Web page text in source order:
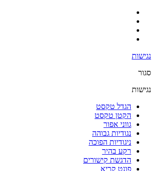
נגישות
סגור
נגישות
הגדל טקסט
הקטן טקסט
גווני אפור
נגודיות גבוהה
ניגודיות הפוכה
רקע בהיר
הדגשת קישורים
פונט קריא